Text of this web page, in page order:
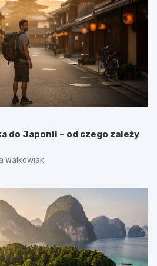
do Japonii – od czego zależy
Walkowiak